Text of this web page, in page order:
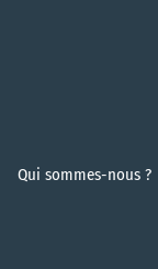
Qui sommes-nous ?